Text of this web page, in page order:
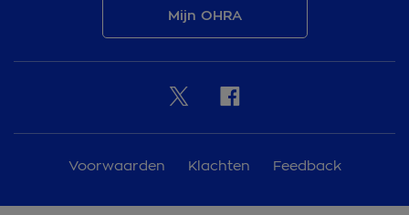
Mijn OHRA
Voorwaarden Klachten Feedback